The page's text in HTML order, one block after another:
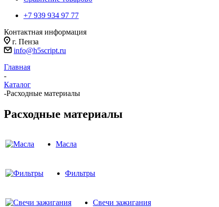
+7 939 934 97 77
Контактная информация
г. Пенза
info@h5script.ru
Главная
-
Каталог
-Расходные материалы
Расходные материалы
Масла
Фильтры
Свечи зажигания